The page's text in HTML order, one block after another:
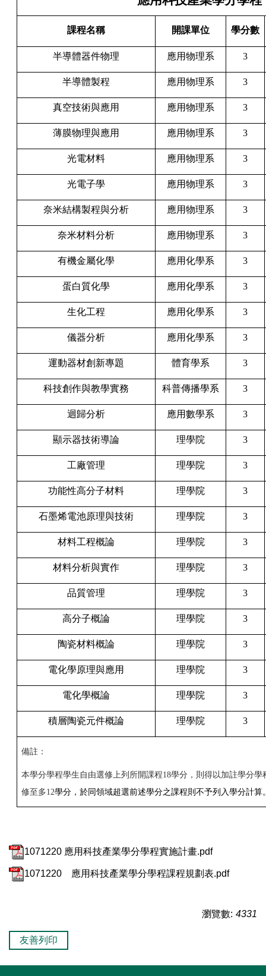
課程名稱 開課單位 學分數
半導體器件物理 應用物理系 3
半導體製程 應用物理系 3
真空技術與應用 應用物理系 3
薄膜物理與應用 應用物理系 3
光電材料 應用物理系 3
光電子學 應用物理系 3
奈米結構製程與分析 應用物理系 3
奈米材料分析 應用物理系 3
有機金屬化學 應用化學系 3
蛋白質化學 應用化學系 3
生化工程 應用化學系 3
儀器分析 應用化學系 3
運動器材創新專題 體育學系 3
科技創作與教學實務 科普傳播學系 3
迴歸分析 應用數學系 3
顯示器技術導論 理學院 3
工廠管理 理學院 3
功能性高分子材料 理學院 3
石墨烯電池原理與技術 理學院 3
材料工程概論 理學院 3
材料分析與實作 理學院 3
品質管理 理學院 3
高分子概論 理學院 3
陶瓷材料概論 理學院 3
電化學原理與應用 理學院 3
電化學概論 理學院 3
積層陶瓷元件概論 理學院 3
備註：
本學分學程學生自由選修上列所開課程18學分，則得以加註學分
修至多12學分，於同領域超選前述學分之課程則不予列入學分計算
1071220 應用科技產業學分學程實施計畫.pdf
1071220 應用科技產業學分學程課程規劃表.pdf
瀏覽數: 4331
友善列印